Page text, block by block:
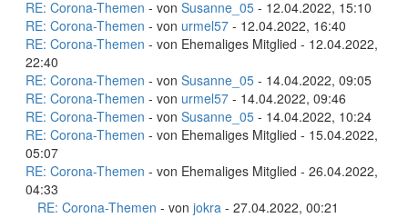
RE: Corona-Themen - von Susanne_05 - 12.04.2022, 15:10
RE: Corona-Themen - von urmel57 - 12.04.2022, 16:40
RE: Corona-Themen - von Ehemaliges Mitglied - 12.04.2022,
22:40
RE: Corona-Themen - von Susanne_05 - 14.04.2022, 09:05
RE: Corona-Themen - von urmel57 - 14.04.2022, 09:46
RE: Corona-Themen - von Susanne_05 - 14.04.2022, 10:24
RE: Corona-Themen - von Ehemaliges Mitglied - 15.04.2022,
05:07
RE: Corona-Themen - von Ehemaliges Mitglied - 26.04.2022,
04:33
RE: Corona-Themen - von jokra - 27.04.2022, 00:21